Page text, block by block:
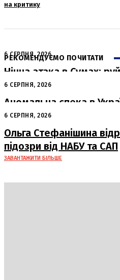
на критику
РЕКОМЕНДУЄМО ПОЧИТАТИ
6 СЕРПНЯ, 2026
Нічна атака в Сумах:
жертви від російських
6 СЕРПНЯ, 2026
Аномальна спека в
кінця: очікується
6 СЕРПНЯ, 2026
Ольга Стефанішина
підозри від НАБУ та САП
ЗАВАНТАЖИТИ БІЛЬШЕ